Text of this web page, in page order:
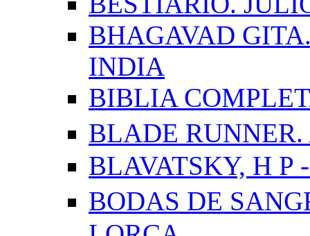
BHAGAVAD
INDIA
BIBLIA
BLADE
BLAVATSKY, H P
BODAS DE